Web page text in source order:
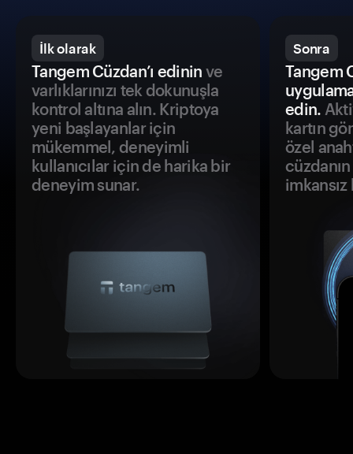
İlk olarak
Tangem Cüzdan’ı edinin ve
varlıklarınızı tek dokunuşla
kontrol altına alın. Kriptoya
yeni başlayanlar için
mükemmel, deneyimli
kullanıcılar için de harika bir
deneyim sunar.
Sonra
Tangem
edin.
kartın
özel